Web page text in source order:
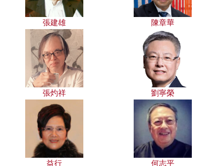
張建雄 陳章華
張灼祥 劉寧榮
益行 何志平